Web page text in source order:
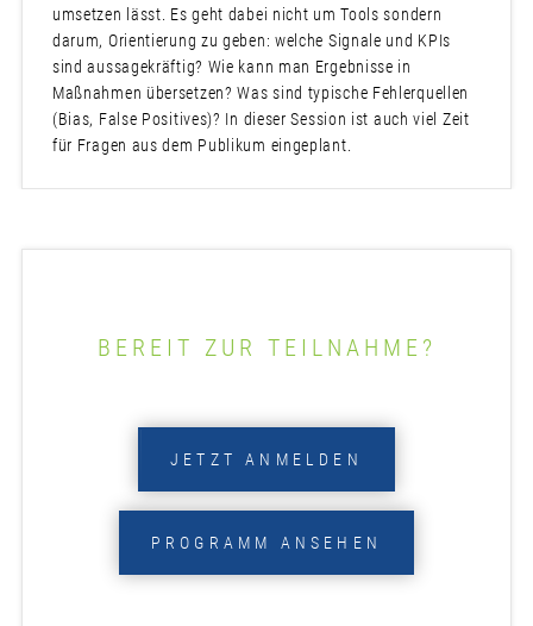
umsetzen lässt. Es geht dabei nicht um Tools sondern
darum, Orientierung zu geben: welche Signale und KPIs
sind aussagekräftig? Wie kann man Ergebnisse in
Maßnahmen übersetzen? Was sind typische Fehlerquellen
(Bias, False Positives)? In dieser Session ist auch viel Zeit
für Fragen aus dem Publikum eingeplant.
BEREIT ZUR TEILNAHME?
JETZT ANMELDEN
PROGRAMM ANSEHEN